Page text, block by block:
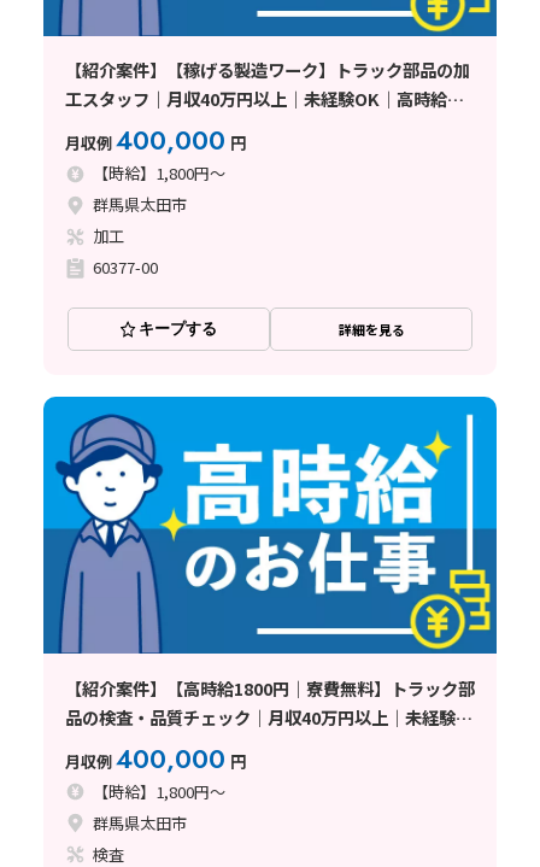
【紹介案件】【稼げる製造ワーク】トラック部品の加
工スタッフ｜月収40万円以上｜未経験OK｜高時給
1800円｜寮費無料｜土日休み｜即日面接可〈群馬県太
田市〉
月収例400,000 円
【時給】1,800円～
群馬県太田市
加工
60377-00
キープする 詳細を見る
【紹介案件】【高時給1800円｜寮費無料】トラック部
品の検査・品質チェック｜月収40万円以上｜未経験
OK｜土日休み｜身体への負担少なめ｜即日面接可
〈群馬県太田市〉
月収例400,000 円
【時給】1,800円～
群馬県太田市
検査